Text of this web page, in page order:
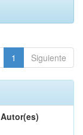
1 Siguiente
Autor(es)